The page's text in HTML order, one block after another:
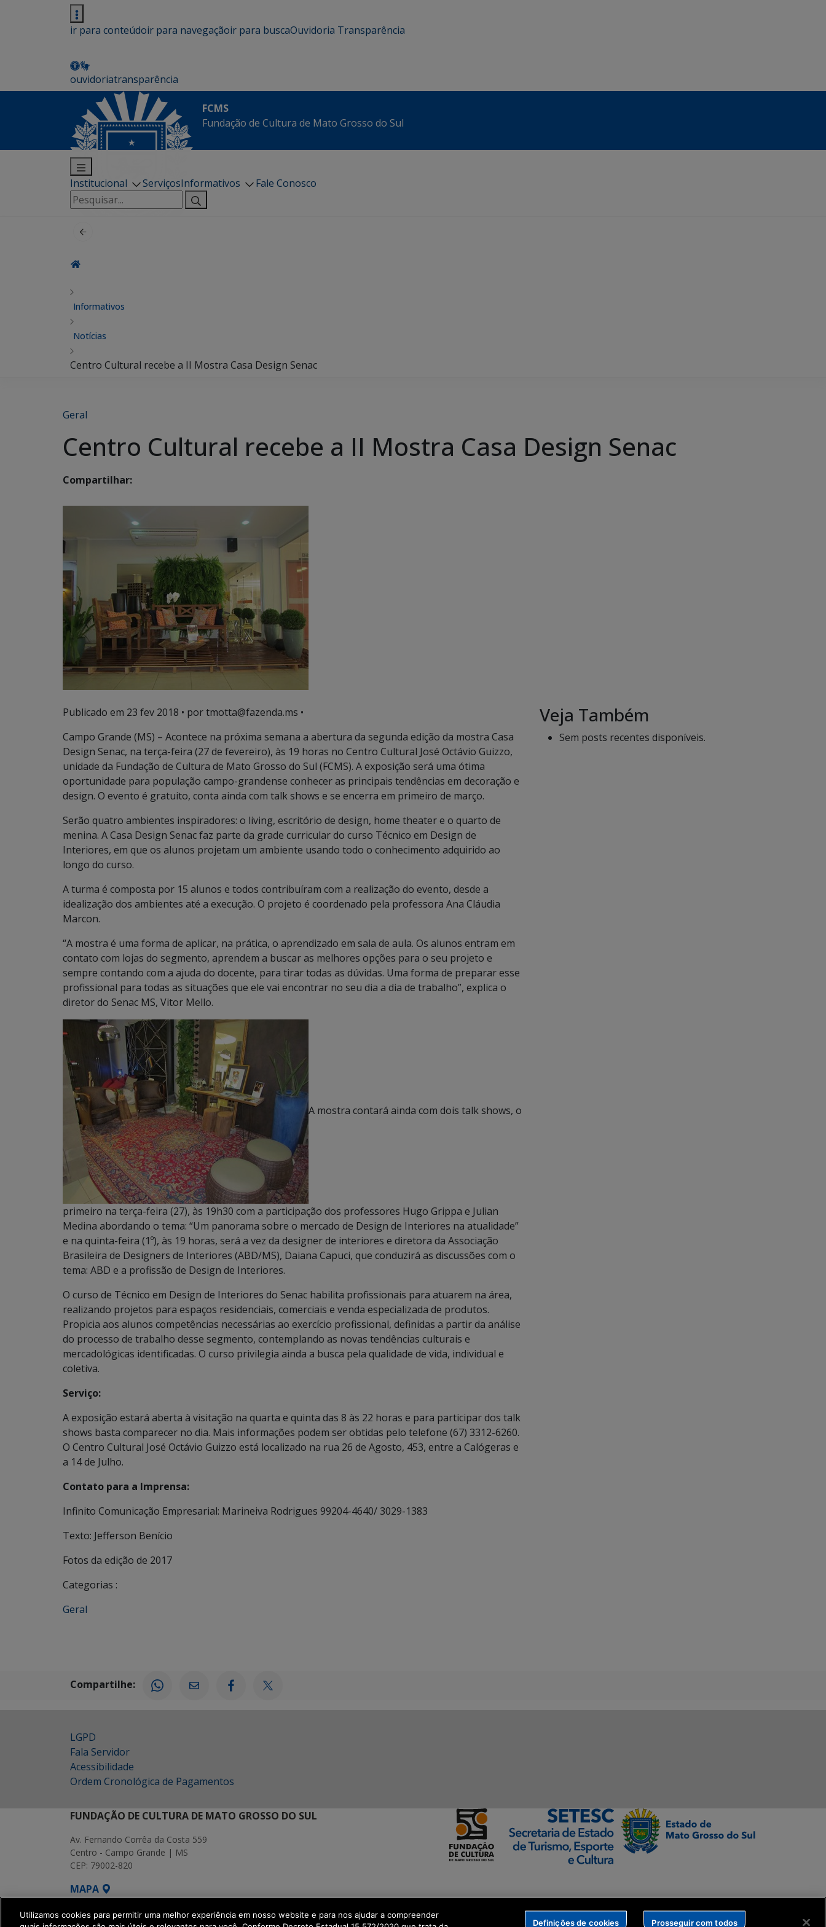
ir para conteúdoir para navegaçãoir para buscaOuvidoria Transparência
ouvidoriatransparência
FCMS
Fundação de Cultura de Mato Grosso do Sul
Institucional ServiçosInformativos
Fale Conosco
Pesquisar
por:
Informativos
Notícias
Centro Cultural recebe a II Mostra Casa Design Senac
Geral
Centro Cultural recebe a II Mostra Casa Design Senac
Compartilhar:
Publicado em 23 fev 2018 • por tmotta@fazenda.ms •
Campo Grande (MS) – Acontece na próxima semana a abertura da segunda edição da mostra Casa
Design Senac, na terça-feira (27 de fevereiro), às 19 horas no Centro Cultural José Octávio Guizzo,
unidade da Fundação de Cultura de Mato Grosso do Sul (FCMS). A exposição será uma ótima
oportunidade para população campo-grandense conhecer as principais tendências em decoração e
design. O evento é gratuito, conta ainda com talk shows e se encerra em primeiro de março.
Serão quatro ambientes inspiradores: o living, escritório de design, home theater e o quarto de
menina. A Casa Design Senac faz parte da grade curricular do curso Técnico em Design de
Interiores, em que os alunos projetam um ambiente usando todo o conhecimento adquirido ao
longo do curso.
A turma é composta por 15 alunos e todos contribuíram com a realização do evento, desde a
idealização dos ambientes até a execução. O projeto é coordenado pela professora Ana Cláudia
Marcon.
“A mostra é uma forma de aplicar, na prática, o aprendizado em sala de aula. Os alunos entram em
contato com lojas do segmento, aprendem a buscar as melhores opções para o seu projeto e
sempre contando com a ajuda do docente, para tirar todas as dúvidas. Uma forma de preparar esse
profissional para todas as situações que ele vai encontrar no seu dia a dia de trabalho”, explica o
diretor do Senac MS, Vitor Mello.
A mostra contará ainda com dois talk shows, o
primeiro na terça-feira (27), às 19h30 com a participação dos professores Hugo Grippa e Julian
Medina abordando o tema: “Um panorama sobre o mercado de Design de Interiores na atualidade”
e na quinta-feira (1º), às 19 horas, será a vez da designer de interiores e diretora da Associação
Brasileira de Designers de Interiores (ABD/MS), Daiana Capuci, que conduzirá as discussões com o
tema: ABD e a profissão de Design de Interiores.
O curso de Técnico em Design de Interiores do Senac habilita profissionais para atuarem na área,
realizando projetos para espaços residenciais, comerciais e venda especializada de produtos.
Propicia aos alunos competências necessárias ao exercício profissional, definidas a partir da análise
do processo de trabalho desse segmento, contemplando as novas tendências culturais e
mercadológicas identificadas. O curso privilegia ainda a busca pela qualidade de vida, individual e
coletiva.
Serviço:
A exposição estará aberta à visitação na quarta e quinta das 8 às 22 horas e para participar dos talk
shows basta comparecer no dia. Mais informações podem ser obtidas pelo telefone (67) 3312-6260.
O Centro Cultural José Octávio Guizzo está localizado na rua 26 de Agosto, 453, entre a Calógeras e
a 14 de Julho.
Contato para a Imprensa:
Infinito Comunicação Empresarial: Marineiva Rodrigues 99204-4640/ 3029-1383
Texto: Jefferson Benício
Fotos da edição de 2017
Categorias :
Geral
Veja Também
Sem posts recentes disponíveis.
Compartilhe:
LGPD
Fala Servidor
Acessibilidade
Ordem Cronológica de Pagamentos
FUNDAÇÃO DE CULTURA DE MATO GROSSO DO SUL
Av. Fernando Corrêa da Costa 559
Centro - Campo Grande | MS
CEP: 79002-820
MAPA
SETDIG | Secretaria-Executiva de Transformação Digital
Utilizamos cookies para permitir uma melhor experiência em nosso website e para nos ajudar a compreender
Definições de cookies Prosseguir com todos